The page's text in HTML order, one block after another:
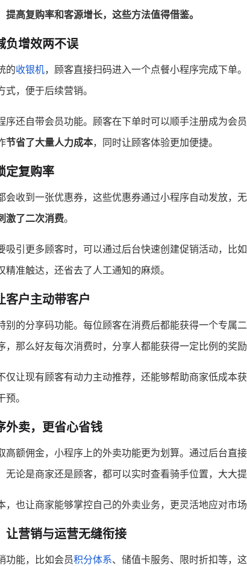
提高复购率和客源增长，这些方法值得借鉴。
负增效两不误
的收银机，顾客直接扫码进入一个点餐小程序完成下单
，便于后续营销。
序还自带会员功能。顾客在下单时可以顺手注册成为会
节省了大量人力成本，同时让顾客体验更加便捷。
定复购率
会收到一张优惠券，这些优惠券通过小程序自动发放，
激了二次消费。
吸引更多顾客时，可以通过后台快速创建促销活动，比
精准触达，还省去了人工通知的麻烦。
客户主动带客户
别的分享码功能。每位顾客在消费后都能获得一个专属
，那么好友每次消费时，分享人都能获得一定比例的奖励
仅让现有顾客有动力主动推荐，还能够帮助商家低成本
。
外卖，更省心省钱
高额佣金，小程序上的外卖功能更为划算。通过后台直
无论是商家还是顾客，都可以实时查看骑手位置，大大提
，也让商家能够掌控自己的外卖业务，更灵活地应对市场
让营销与运营无缝衔接
功能，比如会员积分体系、储值卡服务、限时折扣等，